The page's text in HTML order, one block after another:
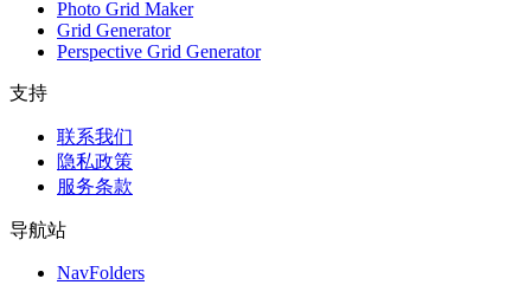
Photo Grid Maker
Grid Generator
Perspective Grid Generator
支持
联系我们
隐私政策
服务条款
导航站
NavFolders